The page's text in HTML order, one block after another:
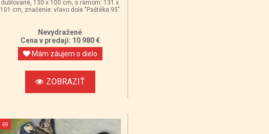
dublované, 130 x 100 cm, s rámom: 131 x
101 cm, značenie: vľavo dole "Paštéka 95"
Nevydražené
Cena v predaji: 10 980 €
Mám záujem o dielo
ZOBRAZIŤ
69